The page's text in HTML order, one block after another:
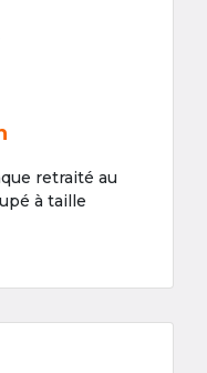
retraité au
à taille